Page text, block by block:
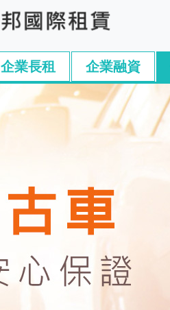
企業長租 企業融資